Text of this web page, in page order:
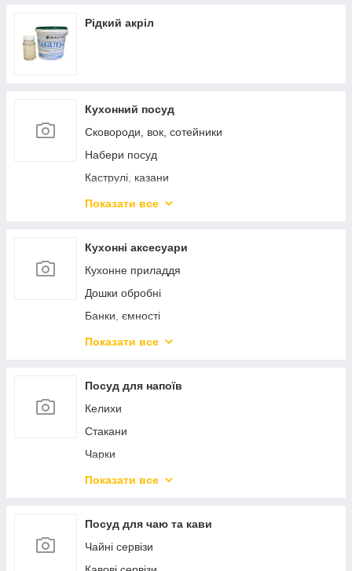
Рідкий акріл
Кухонний посуд
Сковороди, вок, сотейники
Набери посуд
Каструлі, казани
Каструлі з нержавіючої сталі
Ковші
Чайники
Турки
Миски
Марміти
Форми для випікання
Силіконові форми
Показати все
Кухонні аксесуари
Кухонне приладдя
Дошки обробні
Банки, ємності
Контейнери для продуктів
Ножі кухонні
Точила для ножів
Підставки та колоди для ножів
Сито, сушарки, друшляки
Тертки, овочерізки, подрібнювачі
Кавомолки
Кавоварки
Хлібниці
Показати все
Посуд для напоїв
Келихи
Стакани
Чарки
Стопки
Глечики, графіни
Декантери
Штофи
Показати все
Посуд для чаю та кави
Чайні сервізи